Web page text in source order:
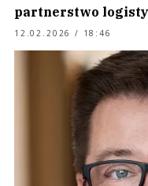
partnerstwo
12.02.2026 / 18:46